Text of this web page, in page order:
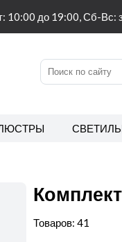
10:00 до 19:00, Сб-Вс:
41